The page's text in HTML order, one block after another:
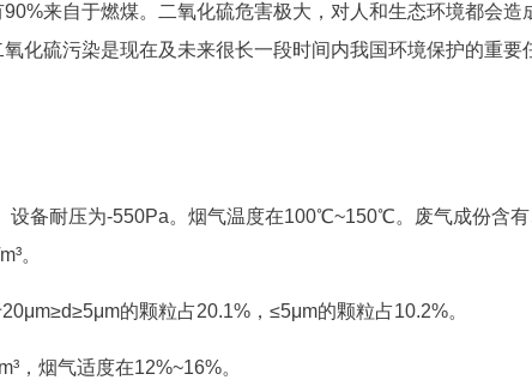
来自于燃煤。二氧化硫危害极大，对人和生态环境都会造
化硫污染是现在及未来很长一段时间内我国环境保护的重要
设备耐压为-550Pa。烟气温度在100℃~150℃。废气成份含有
。
的颗粒占20.1%，≤5μm的颗粒占10.2%。
，烟气适度在12%~16%。